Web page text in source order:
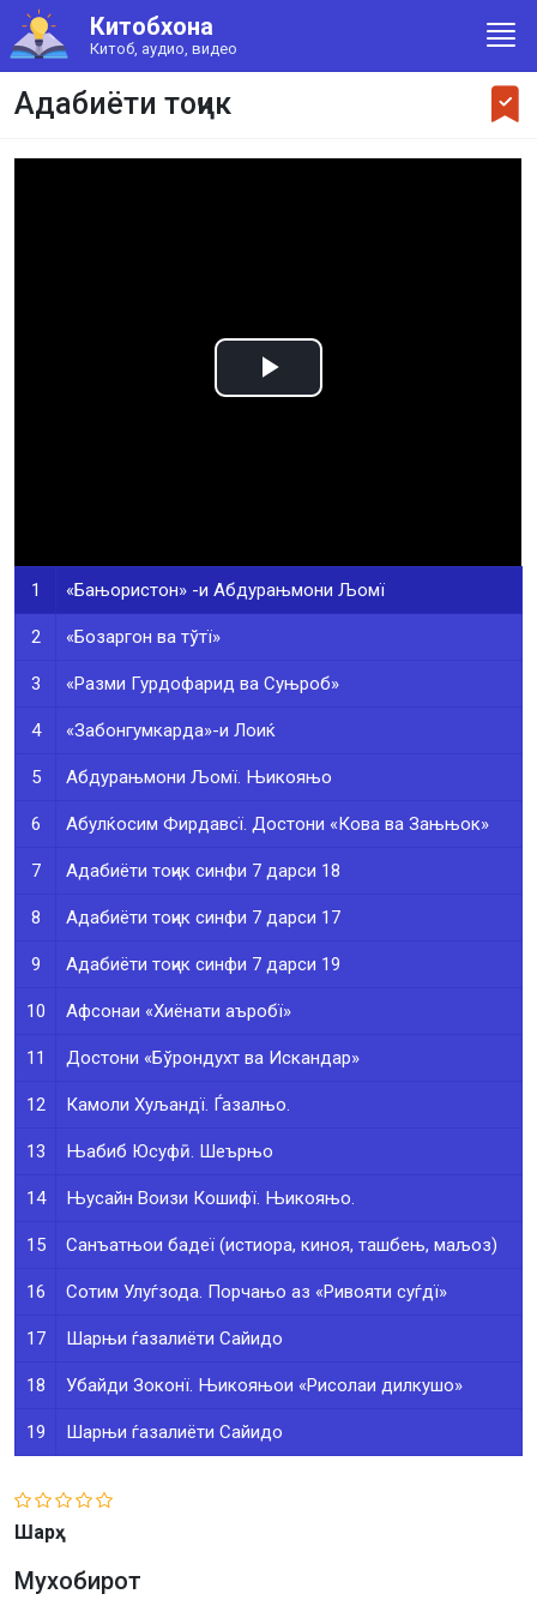
Китобхона
Китоб, аудио, видео
Адабиёти тоҷик
Play
1 «Бањористон» -и Абдурањмони Љомї
2 «Бозаргон ва тўтї»
3 «Разми Гурдофарид ва Суњроб»
4 «Забонгумкарда»-и Лоиќ
5 Абдурањмони Љомї. Њикояњо
6 Абулќосим Фирдавсї. Достони «Кова ва Зањњок»
7 Адабиёти тоҷик синфи 7 дарси 18
8 Адабиёти тоҷик синфи 7 дарси 17
9 Адабиёти тоҷик синфи 7 дарси 19
10 Афсонаи «Хиёнати аъробї»
11 Достони «Бўрондухт ва Искандар»
12 Камоли Хуљандї. Ѓазалњо.
13 Њабиб Юсуфӣ. Шеърњо
14 Њусайн Воизи Кошифї. Њикояњо.
15 Санъатњои бадеї (истиора, киноя, ташбењ, маљоз)
16 Сотим Улуѓзода. Порчањо аз «Ривояти суѓдї»
17 Шарњи ѓазалиёти Сайидо
18 Убайди Зоконї. Њикояњои «Рисолаи дилкушо»
19 Шарњи ѓазалиёти Сайидо
Шарҳ
Мухобирот